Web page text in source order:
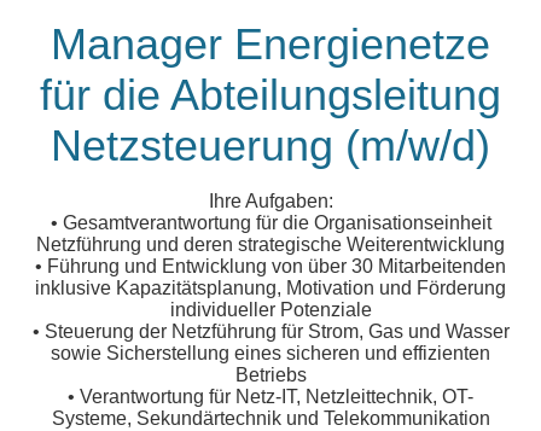
Manager Energienetze
für die Abteilungsleitung
Netzsteuerung (m/w/d)
Ihre Aufgaben:
• Gesamtverantwortung für die Organisationseinheit
Netzführung und deren strategische Weiterentwicklung
• Führung und Entwicklung von über 30 Mitarbeitenden
inklusive Kapazitätsplanung, Motivation und Förderung
individueller Potenziale
• Steuerung der Netzführung für Strom, Gas und Wasser
sowie Sicherstellung eines sicheren und effizienten
Betriebs
• Verantwortung für Netz-IT, Netzleittechnik, OT-
Systeme, Sekundärtechnik und Telekommunikation